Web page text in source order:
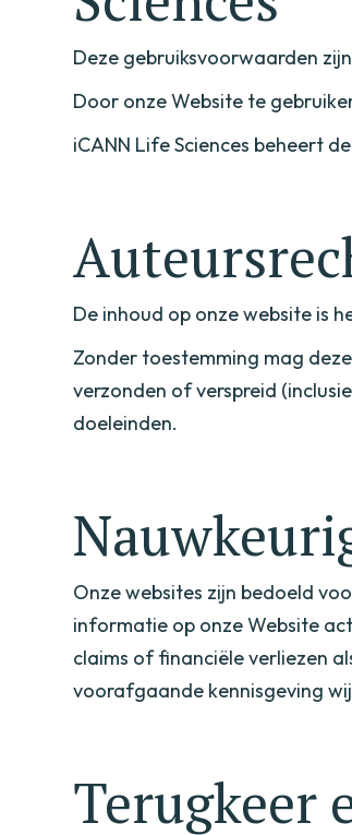
Deze gebruiksvoorwaarden
Door onze Website te
iCANN Life Sciences beheert
De inhoud op onze website is
Zonder toestemming mag
verzonden of verspreid
doeleinden.
Onze websites zijn bedoeld
informatie op onze Website
claims of financiële verliezen
voorafgaande kennisgeving
Terugkeer